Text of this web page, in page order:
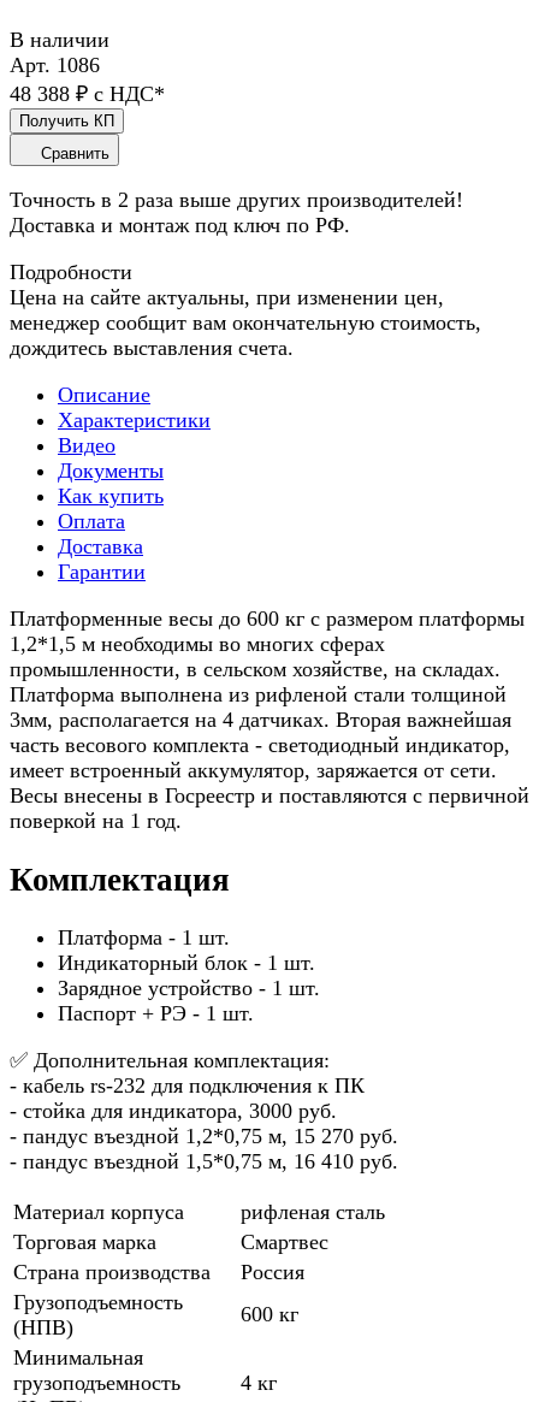
В наличии
Арт. 1086
48 388 ₽ с НДС*
Получить КП
Сравнить
Точность в 2 раза выше других производителей!
Доставка и монтаж под ключ по РФ.
Подробности
Цена на сайте актуальны, при изменении цен,
менеджер сообщит вам окончательную стоимость,
дождитесь выставления счета.
Описание
Характеристики
Видео
Документы
Как купить
Оплата
Доставка
Гарантии
Платформенные весы до 600 кг с размером платформы
1,2*1,5 м необходимы во многих сферах
промышленности, в сельском хозяйстве, на складах.
Платформа выполнена из рифленой стали толщиной
3мм, располагается на 4 датчиках. Вторая важнейшая
часть весового комплекта - светодиодный индикатор,
имеет встроенный аккумулятор, заряжается от сети.
Весы внесены в Госреестр и поставляются с первичной
поверкой на 1 год.
Комплектация
Платформа - 1 шт.
Индикаторный блок - 1 шт.
Зарядное устройство - 1 шт.
Паспорт + РЭ - 1 шт.
✅ Дополнительная комплектация:
- кабель rs-232 для подключения к ПК
- стойка для индикатора, 3000 руб.
- пандус въездной 1,2*0,75 м, 15 270 руб.
- пандус въездной 1,5*0,75 м, 16 410 руб.
Материал корпуса
рифленая сталь
Торговая марка
Смартвес
Страна производства
Россия
Грузоподъемность
(НПВ)
600 кг
Минимальная
грузоподъемность
4 кг